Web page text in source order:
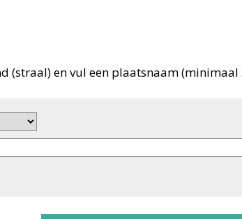
(straal) en vul een plaatsnaam